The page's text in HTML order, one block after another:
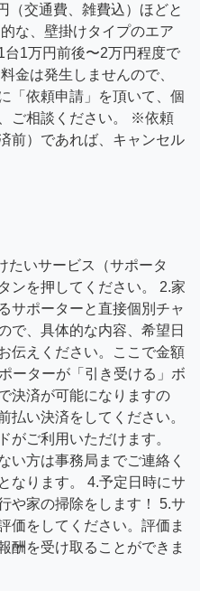
（交通費、雑費込）ほどと
な、壁掛けタイプのエア
1万円前後〜2万円程度で
金は発生しませんので、
「依頼申請」を頂いて、個
ご相談ください。 ※依頼
前）であれば、キャンセル
たいサービス（サポータ
ンを押してください。 2.家
サポーターと直接個別チャ
で、具体的な内容、希望日
伝えください。ここで金額
ーターが「引き受ける」ボ
決済が可能になりますの
払い決済をしてください。
がご利用いただけます。
い方は事務局までご連絡く
なります。 4.予定日時にサ
や家の掃除をします！ 5.サ
価をしてください。評価ま
酬を受け取ることができま